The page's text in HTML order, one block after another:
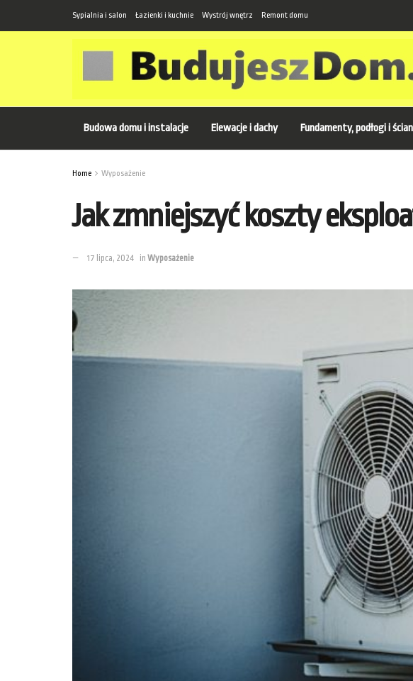
Sypialnia i salon Łazienki i kuchnie Wystrój wnętrz Remont domu
Budowa domu i instalacje Elewacje i dachy Fundamenty, podłogi i
Home Wyposażenie
Jak zmniejszyć koszty
17 lipca, 2024 in Wyposażenie